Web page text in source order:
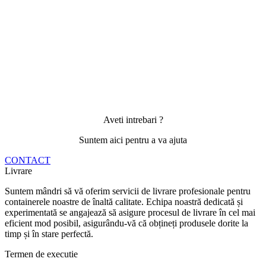
Aveti intrebari ?
Suntem aici pentru a va ajuta
CONTACT
Livrare
Suntem mândri să vă oferim servicii de livrare profesionale pentru
containerele noastre de înaltă calitate. Echipa noastră dedicată și
experimentată se angajează să asigure procesul de livrare în cel mai
eficient mod posibil, asigurându-vă că obțineți produsele dorite la
timp și în stare perfectă.
Termen de executie